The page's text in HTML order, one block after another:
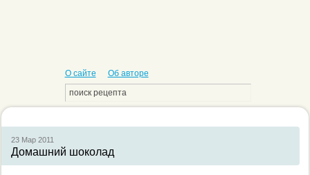
О сайте Об авторе
23 Мар2011
Домашний шоколад